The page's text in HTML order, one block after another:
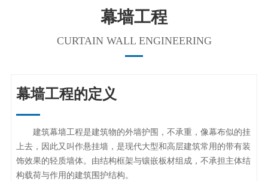
幕墙工程
CURTAIN WALL ENGINEERING
幕墙工程的定义
建筑幕墙工程是建筑物的外墙护围，不承重，像幕布似的挂
上去，因此又叫作悬挂墙，是现代大型和高层建筑常用的带有装
饰效果的轻质墙体。由结构框架与镶嵌板材组成，不承担主体结
构载荷与作用的建筑围护结构。